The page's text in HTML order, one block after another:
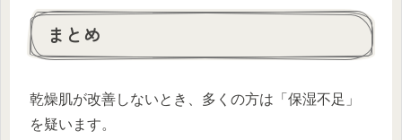
まとめ
乾燥肌が改善しないとき、多くの方は「保湿不足」
を疑います。